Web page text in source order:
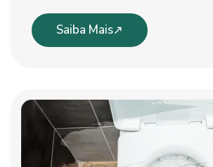
Saiba Mais